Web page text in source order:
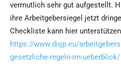
vermutlich sehr gut aufgestellt.
ihre Arbeitgebersiegel jetzt
Checkliste kann hier
https://www.diqp.eu/
gesetzliche-regeln-im-ueberblick/